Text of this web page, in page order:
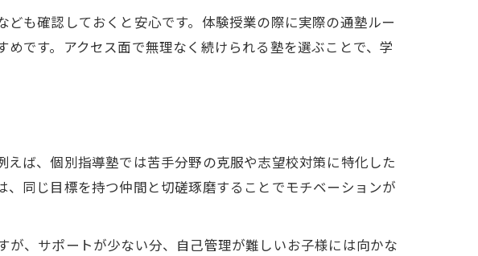
アップ術
も確認しておくと安心です。体験授業の際に実際の通塾ルー
です。アクセス面で無理なく続けられる塾を選ぶことで、学
ば、個別指導塾では苦手分野の克服や志望校対策に特化した
同じ目標を持つ仲間と切磋琢磨することでモチベーションが
、サポートが少ない分、自己管理が難しいお子様には向かな